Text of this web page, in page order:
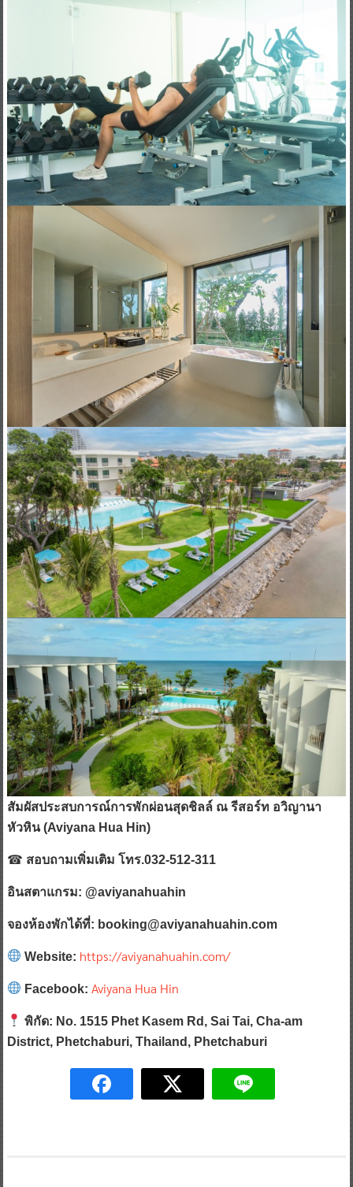
สัมผัสประสบการณ์การพักผ่อนสุดชิลล์ ณ รีสอร์ท อวิญานา
หัวหิน (Aviyana Hua Hin)
☎ สอบถามเพิ่มเติม โทร.032-512-311
อินสตาแกรม: @aviyanahuahin
จองห้องพักได้ที่: booking@aviyanahuahin.com
Website: https://aviyanahuahin.com/
Facebook: Aviyana Hua Hin
พิกัด: No. 1515 Phet Kasem Rd, Sai Tai, Cha-am
District, Phetchaburi, Thailand, Phetchaburi